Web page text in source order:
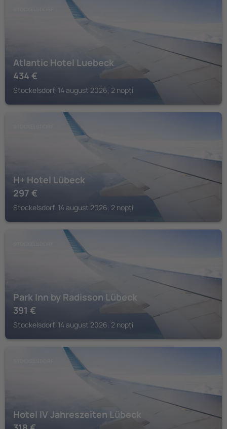
Atlantic Hotel Luebeck
434 €
Stockelsdorf, 14 august 2026, 2 nopți
H+ Hotel Lübeck
297 €
Stockelsdorf, 14 august 2026, 2 nopți
Park Inn by Radisson Lübeck
391 €
Stockelsdorf, 14 august 2026, 2 nopți
Hotel IV Jahreszeiten Lübeck